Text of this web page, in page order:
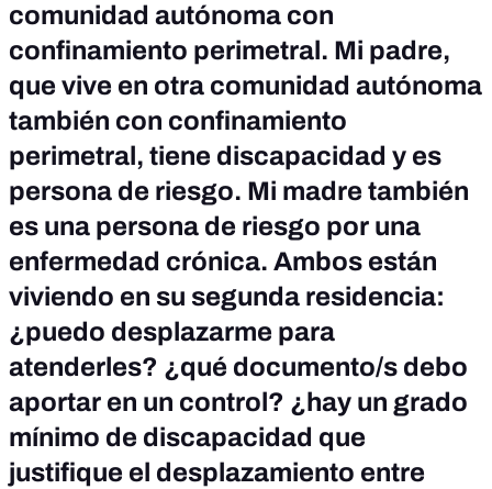
comunidad autónoma con
confinamiento perimetral. Mi padre,
que vive en otra comunidad autónoma
también con confinamiento
perimetral, tiene discapacidad y es
persona de riesgo. Mi madre también
es una persona de riesgo por una
enfermedad crónica. Ambos están
viviendo en su segunda residencia:
¿puedo desplazarme para
atenderles? ¿qué documento/s debo
aportar en un control? ¿hay un grado
mínimo de discapacidad que
justifique el desplazamiento entre